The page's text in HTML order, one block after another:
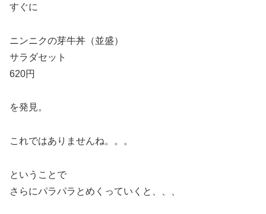
すぐに
ニンニクの芽牛丼（並盛）
サラダセット
620円
を発見。
これではありませんね。。。
ということで
さらにパラパラとめくっていくと、、、